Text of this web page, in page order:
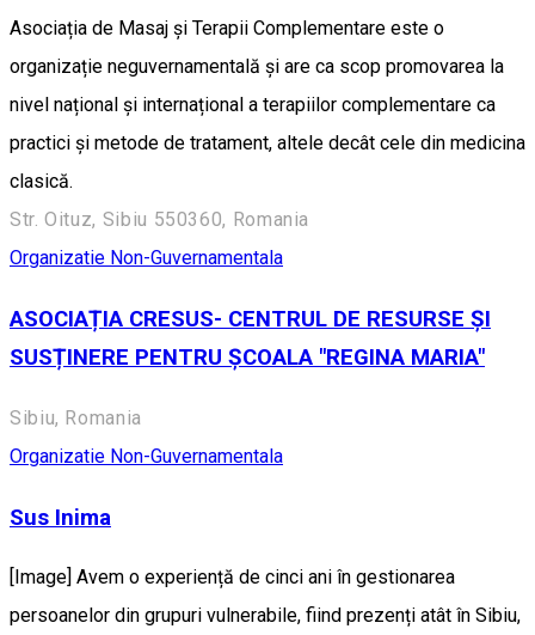
Asociația de Masaj și Terapii Complementare este o
organizație neguvernamentală și are ca scop promovarea la
nivel național și internațional a terapiilor complementare ca
practici și metode de tratament, altele decât cele din medicina
clasică.
Str. Oituz, Sibiu 550360, Romania
Organizatie Non-Guvernamentala
ASOCIAȚIA CRESUS- CENTRUL DE RESURSE ȘI
SUSȚINERE PENTRU ȘCOALA "REGINA MARIA"
Sibiu, Romania
Organizatie Non-Guvernamentala
Sus Inima
[Image] Avem o experiență de cinci ani în gestionarea
persoanelor din grupuri vulnerabile, fiind prezenți atât în Sibiu,